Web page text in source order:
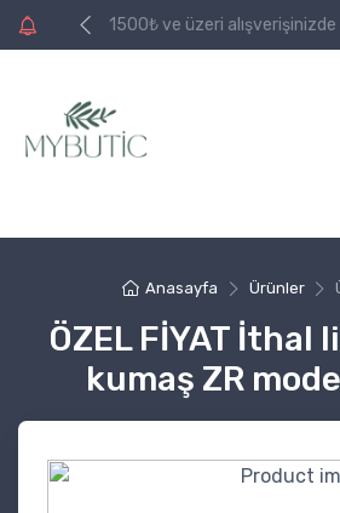
bedava 1500₺ ve üzeri
Anasayfa Ürünler
ÖZEL FİYAT İthal
kumaş ZR